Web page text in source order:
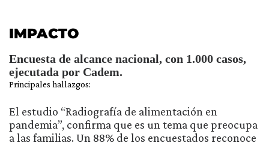
IMPACTO
Encuesta de alcance nacional, con 1.000 casos,
ejecutada por Cadem.
Principales hallazgos:
El estudio “Radiografía de alimentación en
pandemia”, confirma que es un tema que preocupa
a las familias. Un 88% de los encuestados reconoce